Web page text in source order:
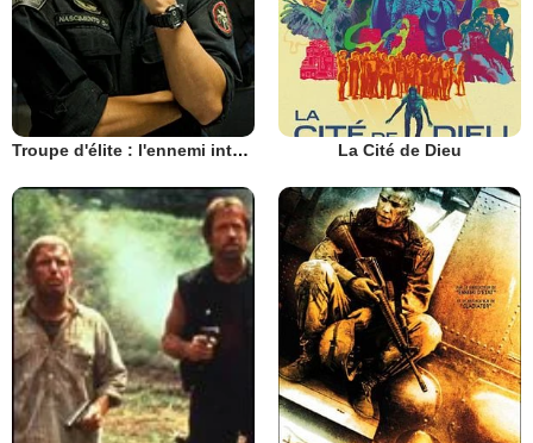
Troupe d'élite : l'ennemi intérieur La Cité de Dieu